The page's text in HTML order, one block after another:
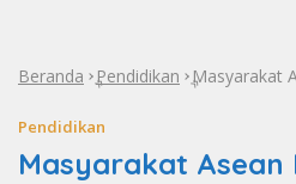
Beranda »Pendidikan »Masyarakat
Pendidikan
Masyarakat Asean